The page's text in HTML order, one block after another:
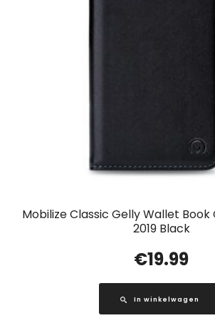
Mobilize Classic Gelly Wallet Book
2019 Black
€19.99
In winkelwagen